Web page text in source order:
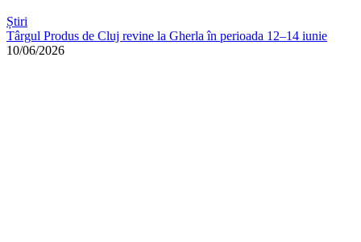
Știri
Târgul Produs de Cluj revine la Gherla în perioada 12–14 iunie
10/06/2026